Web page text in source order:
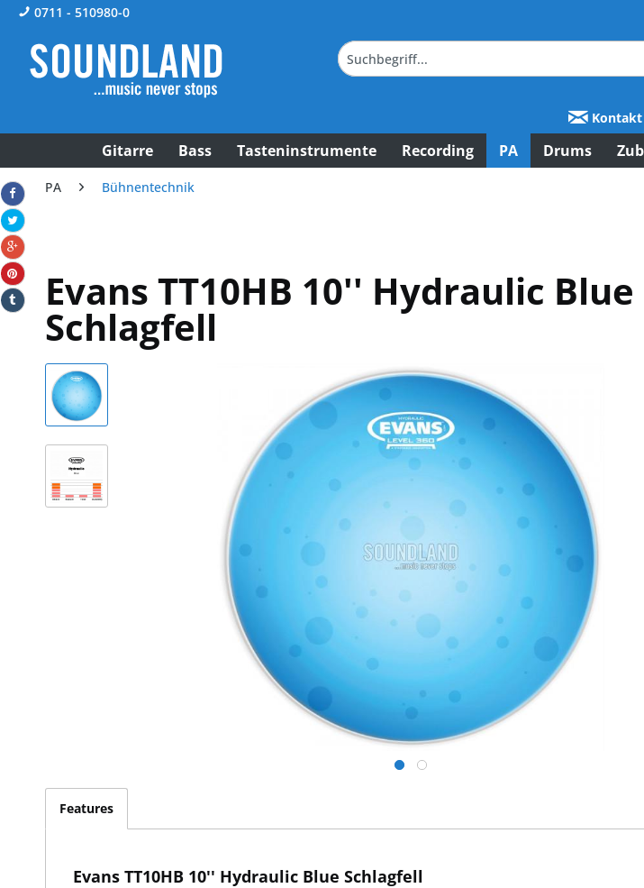
0711 - 510980-0
Kontakt
Gitarre Bass Tasteninstrumente Recording PA Drums
PA Bühnentechnik
Evans TT10HB 10'' Hydraulic Blue
Schlagfell
Features
Evans TT10HB 10'' Hydraulic Blue Schlagfell